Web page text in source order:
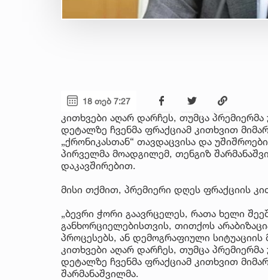
18 თებ 7:27
კითხვები აღარ დარჩეს, თუმცა
დეტალზე ჩვენმა ფრაქციამ კითხვით
„ქრონიკასთან“ თავდაცვისა და
პირველმა მოადგილემ, თენგიზ
დაკავშირებით.
მისი თქმით, პრემიერი დღეს ფრაქციის
„ბევრი ჭორი გაავრცელეს, რათა ხელი
განხორციელებისთვის, თითქოს
პროცესებს, ან დემოგრაფიული
კითხვები აღარ დარჩეს, თუმცა
დეტალზე ჩვენმა ფრაქციამ კითხვით
შარმანაშვილმა.